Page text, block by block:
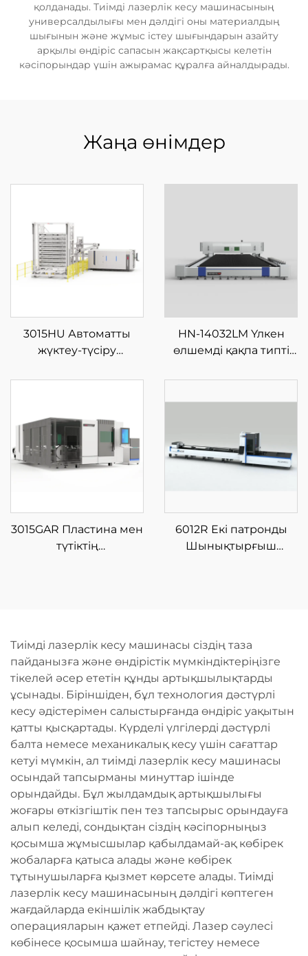
қолданады. Тиімді лазерлік кесу машинасының
универсалдылығы мен дәлдігі оны материалдың
шығынын және жұмыс істеу шығындарын азайту
арқылы өндіріс сапасын жақсартқысы келетін
кәсіпорындар үшін ажырамас құралға айналдырады.
Жаңа өнімдер
3015HU Автоматты
жүктеу-түсіру
жабық типті шыны
машинасы
HN-14032LM Үлкен
өлшемді қақпа типті
лазерлі кесу
машинасы
3015GAR Пластина мен
түтіктің
6012R Екі патронды
Шынықтырғыш
Тиімді лазерлік кесу машинасы сіздің таза
пайданызға және өндірістік мүмкіндіктеріңізге
тікелей әсер ететін құнды артықшылықтарды
ұсынады. Біріншіден, бұл технология дәстүрлі
кесу әдістерімен салыстырғанда өндіріс уақытын
қатты қысқартады. Күрделі үлгілерді дәстүрлі
балта немесе механикалық кесу үшін сағаттар
кетуі мүмкін, ал тиімді лазерлік кесу машинасы
осындай тапсырманы минуттар ішінде
орындайды. Бұл жылдамдық артықшылығы
жоғары өткізгіштік пен тез тапсырыс орындауға
алып келеді, сондықтан сіздің кәсіпорныңыз
қосымша жұмысшылар қабылдамай-ақ көбірек
жобаларға қатыса алады және көбірек
тұтынушыларға қызмет көрсете алады. Тиімді
лазерлік кесу машинасының дәлдігі көптеген
жағдайларда екіншілік жабдықтау
операцияларын қажет етпейді. Лазер сәулесі
көбінесе қосымша шайнау, тегістеу немесе